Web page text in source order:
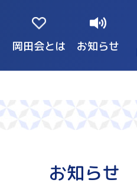
岡田会とは お知らせ
お知らせ